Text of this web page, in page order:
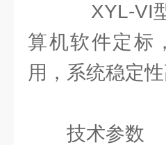
XYL-VI
算机软件定标
用，系统稳定性
技术参数